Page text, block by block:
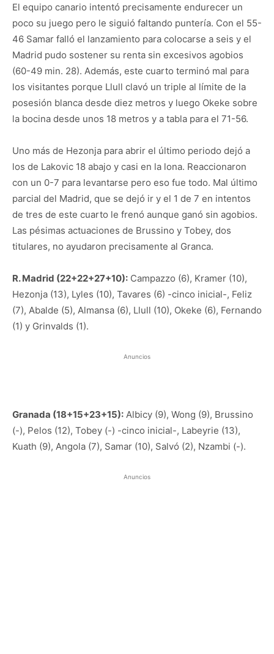
El equipo canario intentó precisamente endurecer un
poco su juego pero le siguió faltando puntería. Con el 55-
46 Samar falló el lanzamiento para colocarse a seis y el
Madrid pudo sostener su renta sin excesivos agobios
(60-49 min. 28). Además, este cuarto terminó mal para
los visitantes porque Llull clavó un triple al límite de la
posesión blanca desde diez metros y luego Okeke sobre
la bocina desde unos 18 metros y a tabla para el 71-56.
Uno más de Hezonja para abrir el último periodo dejó a
los de Lakovic 18 abajo y casi en la lona. Reaccionaron
con un 0-7 para levantarse pero eso fue todo. Mal último
parcial del Madrid, que se dejó ir y el 1 de 7 en intentos
de tres de este cuarto le frenó aunque ganó sin agobios.
Las pésimas actuaciones de Brussino y Tobey, dos
titulares, no ayudaron precisamente al Granca.
R. Madrid (22+22+27+10): Campazzo (6), Kramer (10),
Hezonja (13), Lyles (10), Tavares (6) -cinco inicial-, Feliz
(7), Abalde (5), Almansa (6), Llull (10), Okeke (6), Fernando
(1) y Grinvalds (1).
Anuncios
Granada (18+15+23+15): Albicy (9), Wong (9), Brussino
(-), Pelos (12), Tobey (-) -cinco inicial-, Labeyrie (13),
Kuath (9), Angola (7), Samar (10), Salvó (2), Nzambi (-).
Anuncios